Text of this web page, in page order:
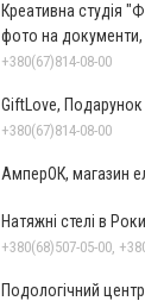
Креативна студія
фото на документи,
+380(67)814-08-00
GiftLove, Подарунок
+380(67)814-08-00
АмперОК, магазин
Натяжні стелі в
Подологічний